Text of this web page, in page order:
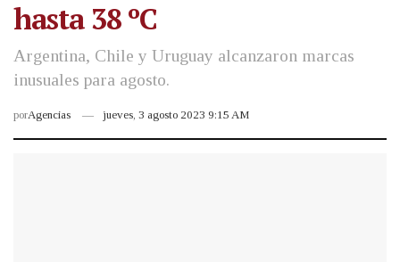
hasta 38 ºC
Argentina, Chile y Uruguay alcanzaron marcas
inusuales para agosto.
porAgencias jueves, 3 agosto 2023 9:15 AM